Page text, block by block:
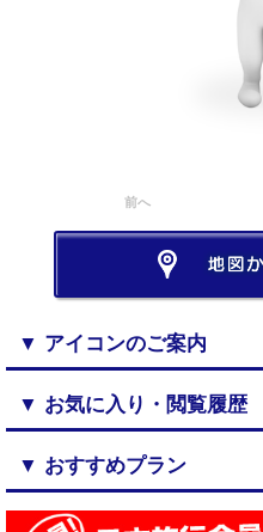
前へ
▼ アイコンのご案内
▼ お気に入り・閲覧履歴
▼ おすすめプラン